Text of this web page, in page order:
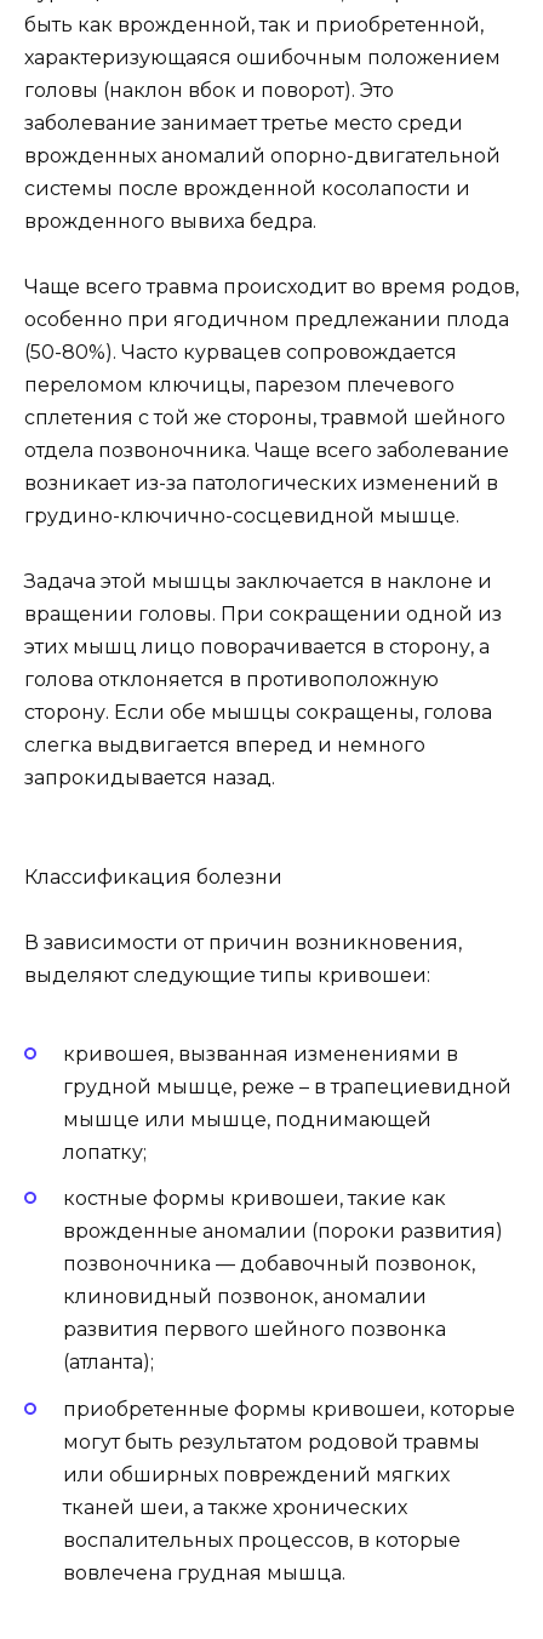
быть как врожденной, так и приобретенной,
характеризующаяся ошибочным положением
головы (наклон вбок и поворот). Это
заболевание занимает третье место среди
врожденных аномалий опорно-двигательной
системы после врожденной косолапости и
врожденного вывиха бедра.
Чаще всего травма происходит во время родов,
особенно при ягодичном предлежании плода
(50-80%). Часто курвацев сопровождается
переломом ключицы, парезом плечевого
сплетения с той же стороны, травмой шейного
отдела позвоночника. Чаще всего заболевание
возникает из-за патологических изменений в
грудино-ключично-сосцевидной мышце.
Задача этой мышцы заключается в наклоне и
вращении головы. При сокращении одной из
этих мышц лицо поворачивается в сторону, а
голова отклоняется в противоположную
сторону. Если обе мышцы сокращены, голова
слегка выдвигается вперед и немного
запрокидывается назад.
Классификация болезни
В зависимости от причин возникновения,
выделяют следующие типы кривошеи:
кривошея, вызванная изменениями в
грудной мышце, реже – в трапециевидной
мышце или мышце, поднимающей
лопатку;
костные формы кривошеи, такие как
врожденные аномалии (пороки развития)
позвоночника — добавочный позвонок,
клиновидный позвонок, аномалии
развития первого шейного позвонка
(атланта);
приобретенные формы кривошеи, которые
могут быть результатом родовой травмы
или обширных повреждений мягких
тканей шеи, а также хронических
воспалительных процессов, в которые
вовлечена грудная мышца.